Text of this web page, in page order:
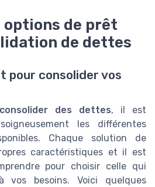
options de prêt
de dettes
pour consolider vos
consolider des dettes, il est
les différentes
Chaque solution de
caractéristiques et il est
pour choisir celle qui
vos besoins. Voici quelques